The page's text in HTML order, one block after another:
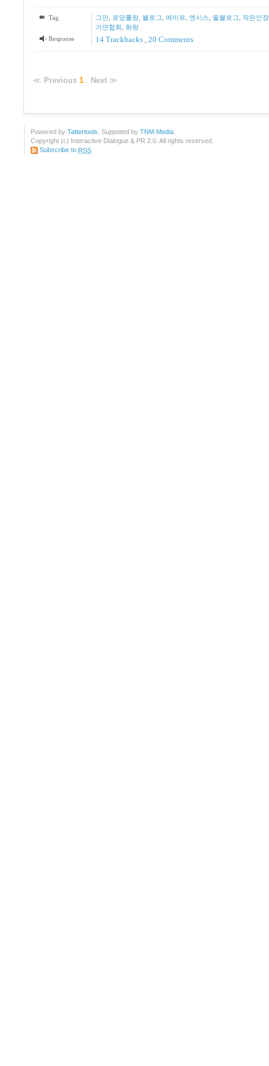
Tag 그만, 로망롤랑, 블로그 에이르 엔시스 올블로그 작은인장
거연합회
화랑
Response
14Trackbacks , 20 Comments
≪ Previous 1 : Next ≫
Powered by Tattertools . Suppoted by TNM Media
Copyright (c) Interactive Dialogue & PR 2.0. All rights reserved.
Subscribe to RSS